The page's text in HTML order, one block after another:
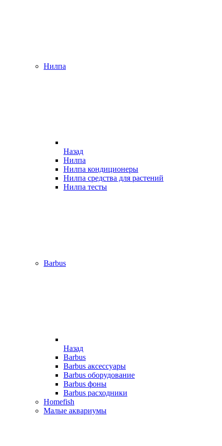
Нилпа
Назад
Нилпа
Нилпа кондиционеры
Нилпа средства для растений
Нилпа тесты
Barbus
Назад
Barbus
Barbus аксессуары
Barbus оборудование
Barbus фоны
Barbus расходники
Homefish
Малые аквариумы